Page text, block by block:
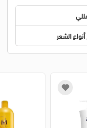
الشعر